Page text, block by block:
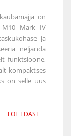
on
Mark IV
ja
neljanda
funktsioone,
kompaktses
on selle uus
LOE EDASI